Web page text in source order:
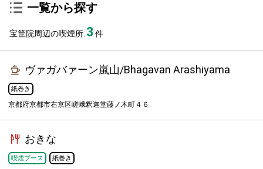
一覧から探す
宝筐院周辺の喫煙所: 3 件
ヴァガバァーン嵐山/Bhagavan Arashiyama
紙巻き
京都府京都市右京区嵯峨釈迦堂藤ノ木町４６
おきな
喫煙ブース 紙巻き